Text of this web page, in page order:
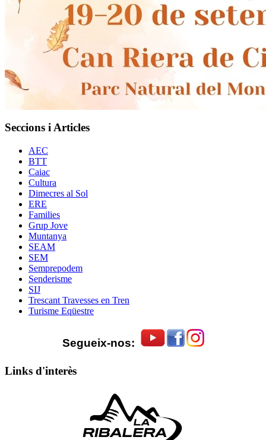
Seccions i Articles
AEC
BTT
Caiac
Cultura
Dimecres al Sol
ERE
Families
Grup Jove
Muntanya
SEAM
SEM
Semprepodem
Senderisme
SIJ
Trescant Travesses en Tren
Turisme Eqüestre
Segueix-nos:
Links d'interès